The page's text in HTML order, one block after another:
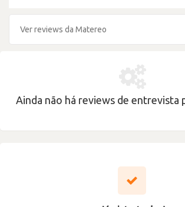
Ver reviews da Matereo
Ainda não há reviews de entrevista